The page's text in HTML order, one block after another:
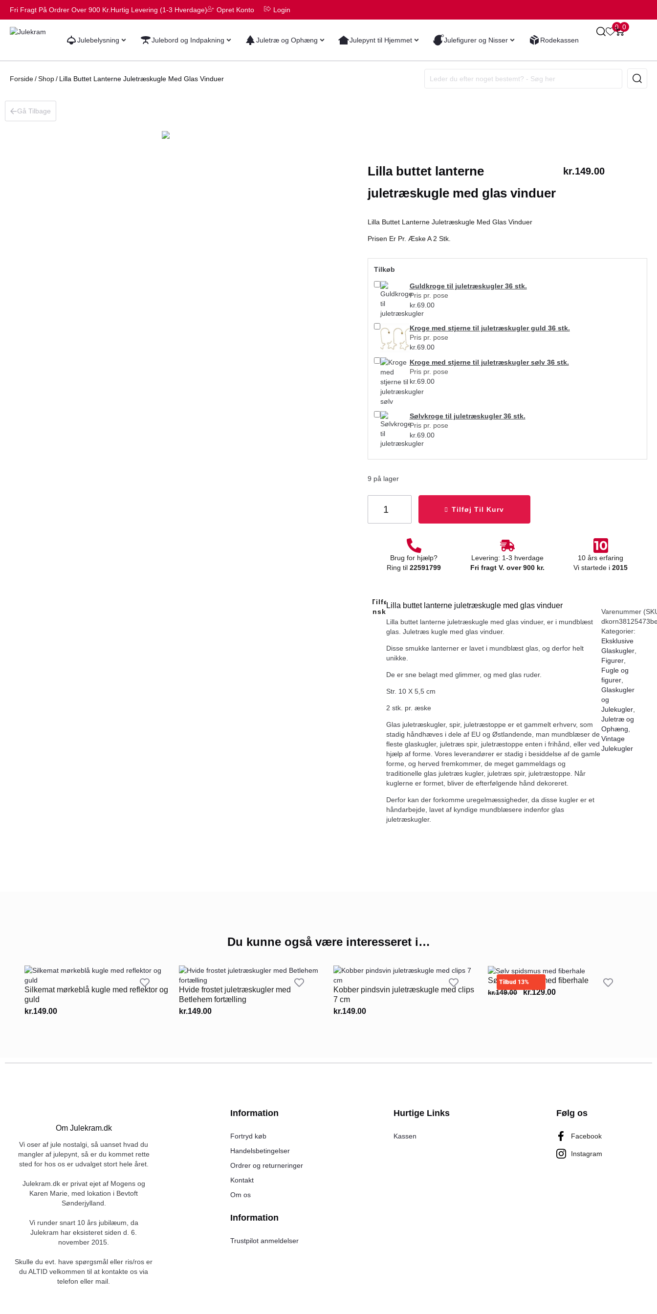
Fri Fragt På Ordrer Over 900 Kr. Hurtig Levering (1-3 Hverdage) Opret Konto Login
Julebelysning Julebord og Indpakning Juletræ og Ophæng Julepynt til Hjemmet Julefigurer og Nisser Rodekassen
0 0
Forside/Shop/ Lilla Buttet Lanterne Juletræskugle Med Glas Vinduer
Gå Tilbage
Lilla buttet lanterne
juletræskugle med glas vinduer
kr.149.00
Lilla Buttet Lanterne Juletræskugle Med Glas Vinduer
Prisen Er Pr. Æske A 2 Stk.
Tilkøb
Guldkroge til juletræskugler 36 stk.
Pris pr. pose
kr.69.00
Kroge med stjerne til juletræskugler guld 36 stk.
Pris pr. pose
kr.69.00
Kroge med stjerne til juletræskugler sølv 36 stk.
Pris pr. pose
kr.69.00
Sølvkroge til juletræskugler 36 stk.
Pris pr. pose
kr.69.00
9 på lager
Tilføj Til Kurv
Brug for hjælp?
Ring til22591799
Levering: 1-3 hverdage
Fri fragt V. over 900 kr.
10 års erfaring
Vi startede i2015
Tilføj Til
Ønskeliste
Lilla buttet lanterne juletræskugle med glas vinduer
Lilla buttet lanterne juletræskugle med glas vinduer, er i mundblæst
glas. Juletræs kugle med glas vinduer.
Disse smukke lanterner er lavet i mundblæst glas, og derfor helt
unikke.
De er sne belagt med glimmer, og med glas ruder.
Str. 10 X 5,5 cm
2 stk. pr. æske
Glas juletræskugler, spir, juletræstoppe er et gammelt erhverv, som
stadig håndhæves i dele af EU og Østlandende, man mundblæser de
fleste glaskugler, juletræs spir, juletræstoppe enten i frihånd, eller ved
hjælp af forme. Vores leverandører er stadig i besiddelse af de gamle
forme, og herved fremkommer, de meget gammeldags og
traditionelle glas juletræs kugler, juletræs spir, juletræstoppe. Når
kuglerne er formet, bliver de efterfølgende hånd dekoreret.
Derfor kan der forkomme uregelmæssigheder, da disse kugler er et
håndarbejde, lavet af kyndige mundblæsere indenfor glas
juletræskugler.
Varenummer
Kategorier:
Eksklusive
Glaskugler
Figurer
Fugle og
figurer
Glaskugler
og
Julekugler
Juletræ og
Ophæng
Vintage
Julekugler
Du kunne også være interesseret i…
Silkemat mørkeblå kugle med reflektor og
guld
kr.149.00
Hvide frostet juletræskugler med
Betlehem fortælling
kr.149.00
Kobber pindsvin juletræskugle med clips
7 cm
kr.149.00
Tilbud 13%
Sølv spidsmus med fiberhale
kr.149.00 kr.129.00
Om Julekram.dk
Vi oser af jule nostalgi, så uanset hvad du
mangler af julepynt, så er du kommet rette
sted for hos os er udvalget stort hele året.
Julekram.dk er privat ejet af Mogens og
Karen Marie, med lokation i Bevtoft
Sønderjylland.
Vi runder snart 10 års jubilæum, da
Julekram har eksisteret siden d. 6.
november 2015.
Skulle du evt. have spørgsmål eller ris/ros er
du ALTID velkommen til at kontakte os via
telefon eller mail.
Information
Fortryd køb
Handelsbetingelser
Ordrer og returneringer
Kontakt
Om os
Information
Trustpilot anmeldelser
Hurtige Links
Kassen
Følg os
Facebook
Instagram